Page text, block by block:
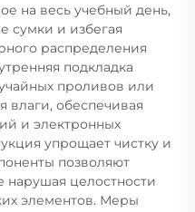
на весь учебный день,
сумки и избегая
распределения
подкладка
проливов или
влаги, обеспечивая
и электронных
упрощает чистку и
позволяют
нарушая целостности
элементов. Меры